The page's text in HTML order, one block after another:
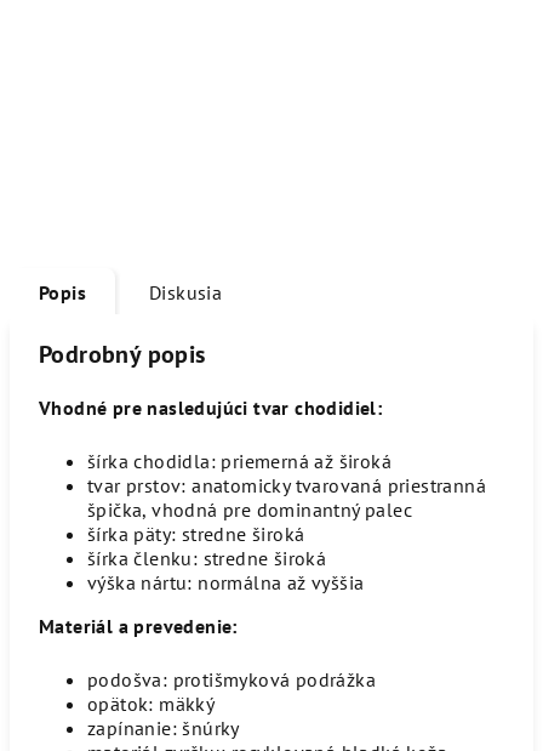
Popis Diskusia
Podrobný popis
Vhodné pre nasledujúci tvar chodidiel:
šírka chodidla: priemerná až široká
tvar prstov: anatomicky tvarovaná priestranná
špička, vhodná pre dominantný palec
šírka päty: stredne široká
šírka členku: stredne široká
výška nártu: normálna až vyššia
Materiál a prevedenie:
podošva: protišmyková podrážka
opätok: mäkký
zapínanie: šnúrky